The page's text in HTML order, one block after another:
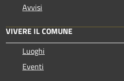
Avvisi
VIVERE IL COMUNE
Luoghi
Eventi